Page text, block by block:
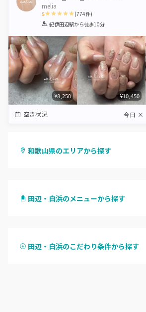
melia
5
1 2 3 4 5
(774件)
紀伊田辺駅から徒歩10分
¥8,250 ¥10,450
空き状況 今日 ×
和歌山県のエリアから探す
田辺・白浜のメニューから探す
ハンドスカルプ
田辺・白浜のこだわり条件から探す